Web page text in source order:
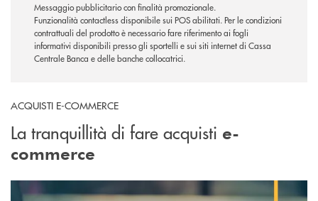
Messaggio pubblicitario con finalità promozionale.
Funzionalità contactless disponibile sui POS abilitati. Per le condizioni
contrattuali del prodotto è necessario fare riferimento ai fogli
informativi disponibili presso gli sportelli e sui siti internet di Cassa
Centrale Banca e delle banche collocatrici.
ACQUISTI E-COMMERCE
La tranquillità di fare acquisti e-
commerce